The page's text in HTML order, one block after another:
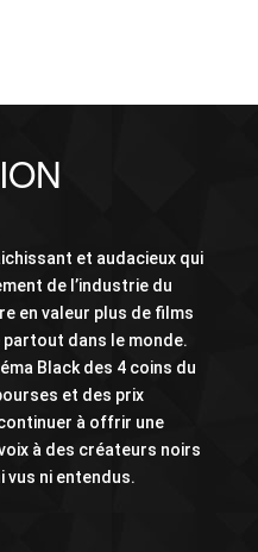
et audacieux qui
de l’industrie du
en valeur plus de films
dans le monde.
Black des 4 coins du
et des prix
continuer à offrir une
à des créateurs noirs
vus ni entendus.